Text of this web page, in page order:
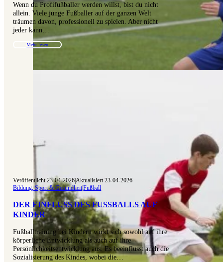
Wenn du Profifußballer werden willst, bist du nicht
allein. Viele junge Fußballer auf der ganzen Welt
träumen davon, professionell zu spielen. Aber nicht
jeder kann…
Mehr lesen
Veröffentlicht 23-04-2026|Aktualisiert 23-04-2026
Bildung, Sport & Gesundheit|Fußball
DER EINFLUSS DES FUSSBALLS AUF K
INDER
Fußballtraining bei Kindern wirkt sich sowohl auf ihre
körperliche Entwicklung als auch auf ihre
Persönlichkeitsentwicklung aus. Es beeinflusst auch die
Sozialisierung des Kindes, wobei die…